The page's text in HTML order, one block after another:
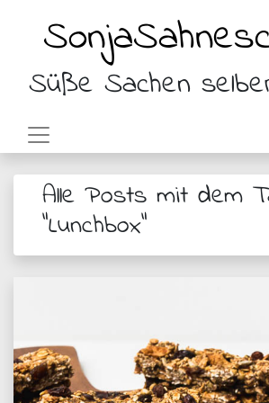
Süße Sachen
Alle Posts mit dem
"Lunchbox"